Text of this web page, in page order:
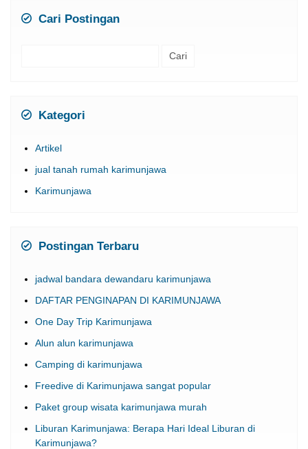
Cari Postingan
Kategori
Artikel
jual tanah rumah karimunjawa
Karimunjawa
Postingan Terbaru
jadwal bandara dewandaru karimunjawa
DAFTAR PENGINAPAN DI KARIMUNJAWA
One Day Trip Karimunjawa
Alun alun karimunjawa
Camping di karimunjawa
Freedive di Karimunjawa sangat popular
Paket group wisata karimunjawa murah
Liburan Karimunjawa: Berapa Hari Ideal Liburan di
Karimunjawa?